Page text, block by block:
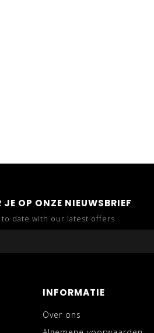
OP ONZE NIEUWSBRIEF
to date with our latest offers
INFORMATIE
Over ons